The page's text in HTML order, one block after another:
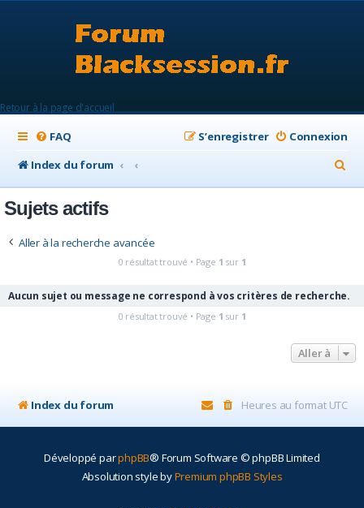
Retour à la page d'accueil
FAQ Connexion
S’enregistrer
Index du forum
e
e
Sujets actifs
Aller à la recherche avancée
0 résultat trouvé • Page 1 sur 1
Aucun sujet ou message ne correspond à vos critères de recherche.
0 résultat trouvé • Page 1 sur 1
Aller à
Index du forum Heures au format UTC
Développé parphpBB® Forum Software © phpBB Limited
Absolution style byPremium phpBB Styles